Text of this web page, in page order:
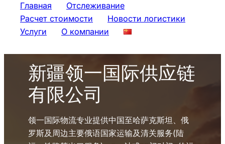
Главная
Отслеживание
Расчет стоимости
Новости логистики
Услуги
О компании
新疆领一国际供应链
有限公司
领一国际物流专业提供中国至哈萨克斯坦、俄
罗斯及周边主要俄语国家运输及清关服务(陆